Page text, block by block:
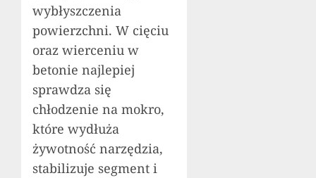
wybłyszczenia
powierzchni. W cięciu
oraz wierceniu w
betonie najlepiej
sprawdza się
chłodzenie na mokro,
które wydłuża
żywotność narzędzia,
stabilizuje segment i